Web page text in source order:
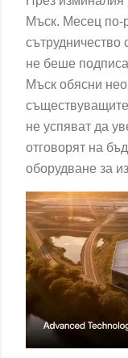
Мъск. Месец по-
сътрудничество
не беше
Мъск обясни
не успяват да
отговорят на
оборудване за